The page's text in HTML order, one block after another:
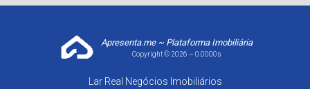
Apresenta.me ~ Plataforma Imobiliária
Copyright © 2026 ~ 0.0000s
Lar Real Negócios Imobiliários